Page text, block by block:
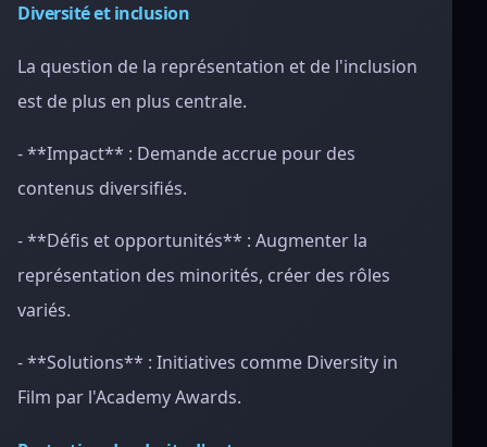
Diversité et inclusion
La question de la représentation et de l'inclusion
est de plus en plus centrale.
- **Impact** : Demande accrue pour des
contenus diversifiés.
- **Défis et opportunités** : Augmenter la
représentation des minorités, créer des rôles
variés.
- **Solutions** : Initiatives comme Diversity in
Film par l'Academy Awards.